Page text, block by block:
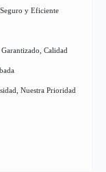
y Eficiente
Calidad
Nuestra Prioridad